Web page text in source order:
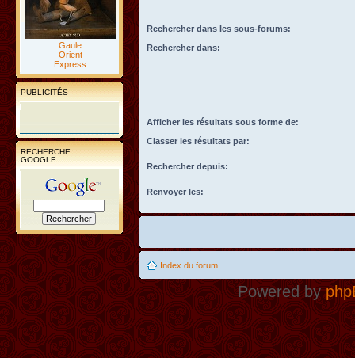
Gaule
Orient
Express
PUBLICITÉS
RECHERCHE
GOOGLE
Rechercher dans les sous-forums:
Rechercher dans:
Afficher les résultats sous forme de:
Classer les résultats par:
Rechercher depuis:
Renvoyer les:
Index du forum
Powered by